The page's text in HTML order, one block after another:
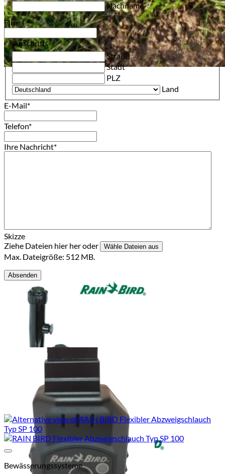
Nachname
Firma
Anschrift*
Straße
Stadt
PLZ
Land
E-Mail*
Telefon*
Ihre Nachricht*
Skizze
Ziehe Dateien hier her oder
Wähle Dateien aus
Max. Dateigröße: 512 MB.
Bewässerungssysteme